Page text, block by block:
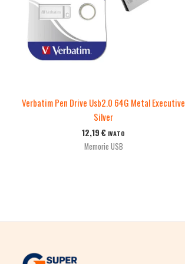
Verbatim Pen Drive Usb2.0 64G Metal Executive
Silver
12,19 € IVATO
Memorie USB